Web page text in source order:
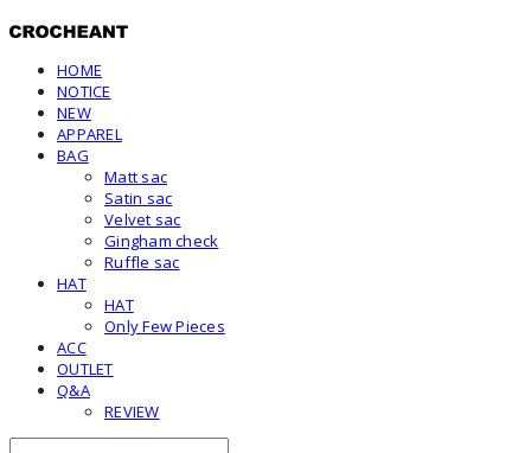
HOME
NOTICE
NEW
APPAREL
BAG
Matt sac
Satin sac
Velvet sac
Gingham check
Ruffle sac
HAT
HAT
Only Few Pieces
ACC
OUTLET
Q&A
REVIEW